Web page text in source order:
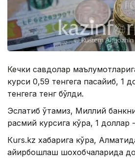
Кечки савдолар
курси 0,59 тенгега пасайиб, 1
тенгега тенг бўлди.
Эслатиб ўтамиз, Миллий
расмий курсига кўра, 1 доллар
Кurs.kz хабарига кўра,
айирбошлаш шохобчаларида